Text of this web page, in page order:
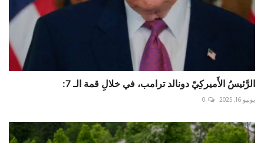
الرَّئيسُ الأَميركِيّ دونالد ترامب، في خلالِ قمة الـ 7:
يونيو 16, 2025 0